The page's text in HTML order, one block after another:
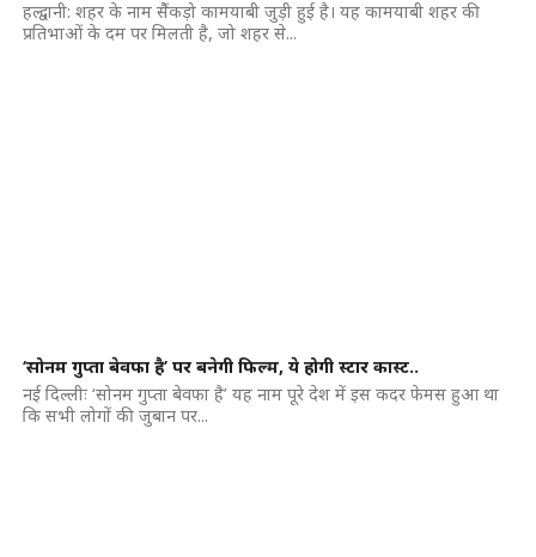
हल्द्वानी: शहर के नाम सैेंकड़ो कामयाबी जुड़ी हुई है। यह कामयाबी शहर की
प्रतिभाओं के दम पर मिलती है, जो शहर से...
‘सोनम गुप्ता बेवफा है’ पर बनेगी फिल्म, ये होगी स्टार कास्ट..
नई दिल्लीः ‘सोनम गुप्ता बेवफा है’ यह नाम पूरे देश में इस कदर फेमस हुआ था
कि सभी लोगों की जुबान पर...